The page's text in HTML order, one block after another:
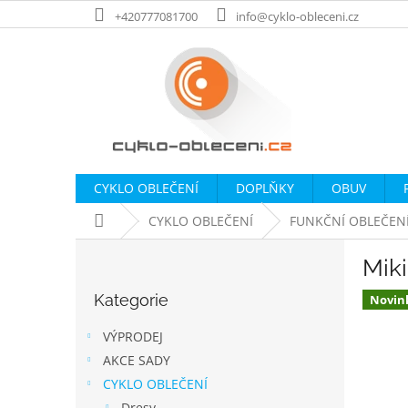
na
+420777081700 info@cyklo-obleceni.cz
CYKLO OBLEČENÍ DOPLŇKY OBUV
Domů CYKLO OBLEČENÍ FUNKČNÍ
kategorie
Kategorie
VÝPRODEJ
AKCE SADY
CYKLO OBLEČENÍ